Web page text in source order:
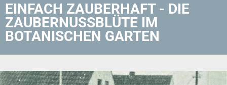
EINFACH ZAUBERHAFT - DIE
ZAUBERNUSSBLÜTE IM
BOTANISCHEN GARTEN